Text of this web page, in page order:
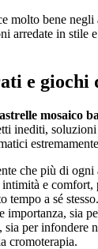
molto bene negli
arredate in stile
e giochi
mosaico
inediti,
che più di ogni
e
tempo a sé
importanza, sia
sia per infondere
cromoterapia.